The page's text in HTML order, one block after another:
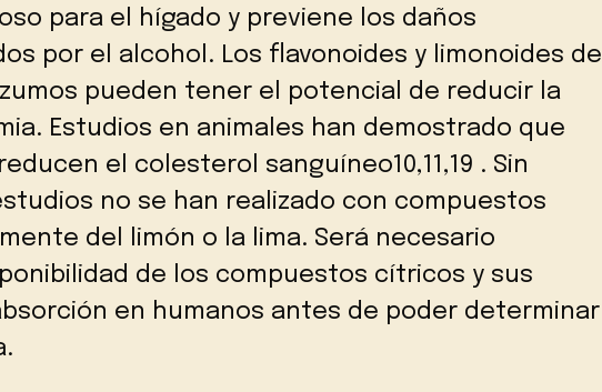
para el hígado y previene los daños
por el alcohol. Los flavonoides y limonoides de
pueden tener el potencial de reducir la
Estudios en animales han demostrado que
el colesterol sanguíneo10,11,19 . Sin
no se han realizado con compuestos
del limón o la lima. Será necesario
de los compuestos cítricos y sus
en humanos antes de poder determinar